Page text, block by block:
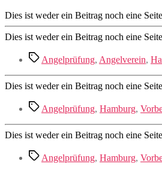
Dies ist weder ein Beitrag noch eine
Dies ist weder ein Beitrag noch eine
Schlagwörter
Angelprüfung, Angelverein,
Dies ist weder ein Beitrag noch eine
Schlagwörter
Angelprüfung, Hamburg,
Dies ist weder ein Beitrag noch eine
Schlagwörter
Angelprüfung, Hamburg,